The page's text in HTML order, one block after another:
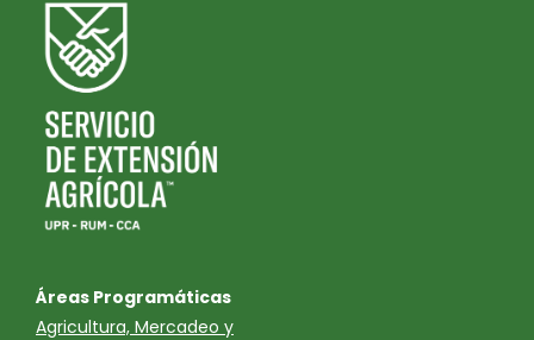
Áreas Programáticas
Agricultura, Mercadeo y